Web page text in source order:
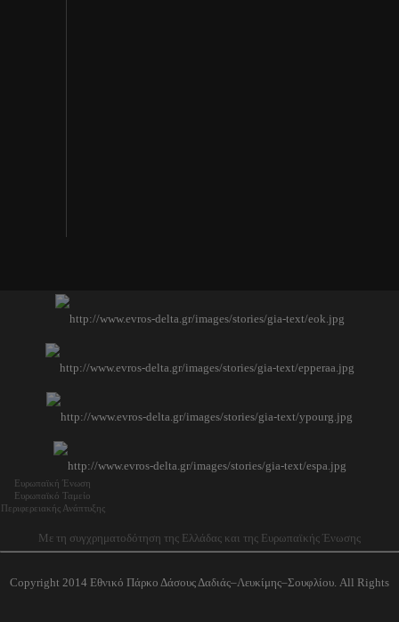
Ευρωπαϊκή Ένωση
Ευρωπαϊκό Ταμείο
Περιφερειακής Ανάπτυξης
Με τη συγχρηματοδότηση της Ελλάδας και της Ευρωπαϊκής Ένωσης
Copyright 2014 Εθνικό Πάρκο Δάσους Δαδιάς–Λευκίμης–Σουφλίου. All Rights